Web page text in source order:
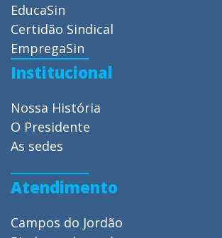
EducaSin
Certidão Sindical
EmpregaSin
Institucional
Nossa História
O Presidente
As sedes
Atendimento
Campos do Jordão